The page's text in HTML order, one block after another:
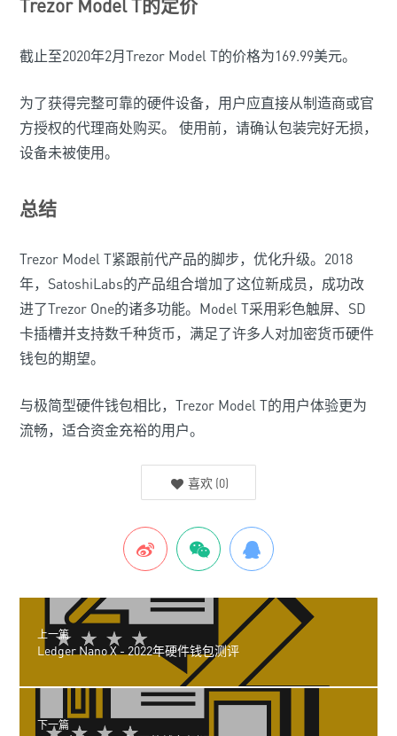
Trezor Model T的定价
截止至2020年2月Trezor Model T的价格为169.99美元。
为了获得完整可靠的硬件设备，用户应直接从制造商或官
方授权的代理商处购买。 使用前，请确认包装完好无损，
设备未被使用。
总结
Trezor Model T紧跟前代产品的脚步，优化升级。2018
年，SatoshiLabs的产品组合增加了这位新成员，成功改
进了Trezor One的诸多功能。Model T采用彩色触屏、SD
卡插槽并支持数千种货币，满足了许多人对加密货币硬件
钱包的期望。
与极简型硬件钱包相比，Trezor Model T的用户体验更为
流畅，适合资金充裕的用户。
喜欢 (0)
上一篇
Ledger Nano X - 2022年硬件钱包测评
下一篇